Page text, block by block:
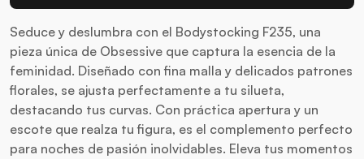
Seduce y deslumbra con el Bodystocking F235, una
pieza única de Obsessive que captura la esencia de la
feminidad. Diseñado con fina malla y delicados patrones
florales, se ajusta perfectamente a tu silueta,
destacando tus curvas. Con práctica apertura y un
escote que realza tu figura, es el complemento perfecto
para noches de pasión inolvidables. Eleva tus momentos